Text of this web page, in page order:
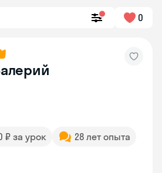
0
₽ за урок
28 лет опыта